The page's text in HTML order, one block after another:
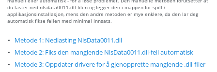
du laster ned nlsdata0011.dll-filen og legger den i mappen for spill /
applikasjonsinstallasjon, mens den andre metoden er mye enklere, da den lar deg
automatisk fikse feilen med minimal innsats.
Metode 1: Nedlasting NlsData0011.dll
Metode 2: Fiks den manglende NlsData0011.dll-feil automatisk
Metode 3: Oppdater drivere for å gjenopprette manglende .dll-filer